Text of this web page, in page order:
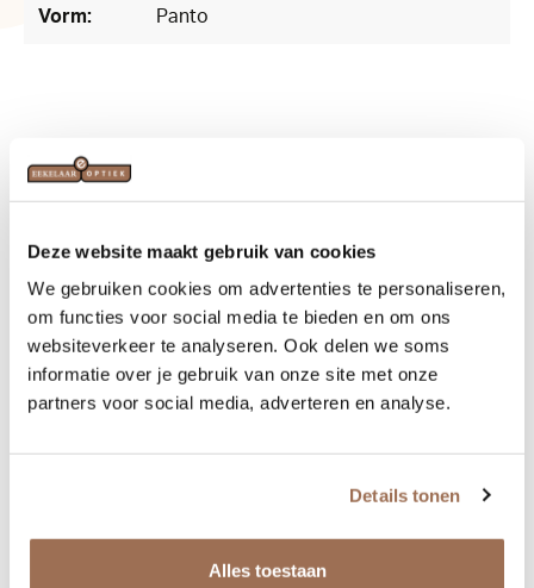
Deze website maakt gebruik van cookies
We gebruiken cookies om advertenties te personaliseren,
om functies voor social media te bieden en om ons
websiteverkeer te analyseren. Ook delen we soms
informatie over je gebruik van onze site met onze
partners voor social media, adverteren en analyse.
Details tonen
Alles toestaan
Vorm: Panto
Related products
Anne et Valentin Emoji